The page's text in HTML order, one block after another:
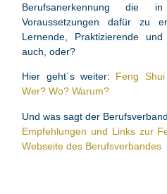
Berufsanerkennung die
Voraussetzungen dafür zu
Lernende, Praktizierende
auch, oder?
Hier geht´s weiter: Feng
Wer? Wo? Warum?
Und was sagt der
Empfehlungen und Links zur
Webseite des Berufsverbandes